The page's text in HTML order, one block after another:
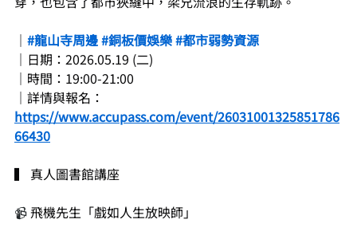
｜ #龍山寺周邊#銅板價娛樂#都市弱勢資源
｜日期：2026.05.19 (二)
｜時間：19:00-21:00
｜詳情與報名：
https://www.accupass.com/event/26031001325851786
66430
▍ 真人圖書館講座
📹 飛機先生「戲如人生放映師」